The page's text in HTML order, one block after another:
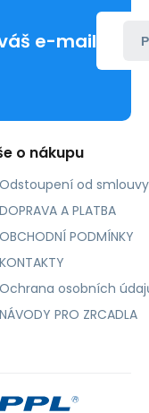
e-mail
o nákupu
Odstoupení od smlouvy
DOPRAVA A PLATBA
OBCHODNÍ PODMÍNKY
KONTAKTY
Ochrana osobních
NÁVODY PRO ZRCADLA